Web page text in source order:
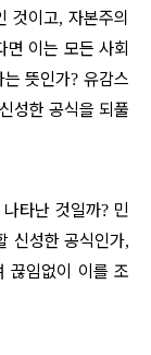
것이고,자본주의
면 이는 모든 사회
는 뜻인가? 유감스
성한 공식을 되풀
타난 것일까? 민
신성한 공식인가,
끊임없이 이를 조